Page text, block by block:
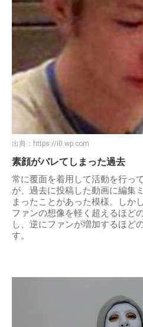
出典： https://i0.wp.com
素顔がバレてしまった過去
常に覆面を着用して活動を行っ
が、過去に投稿した動画に編集
まったことがあった模様。しか
ファンの想像を軽く超えるほど
し、逆にファンが増加するほど
す。